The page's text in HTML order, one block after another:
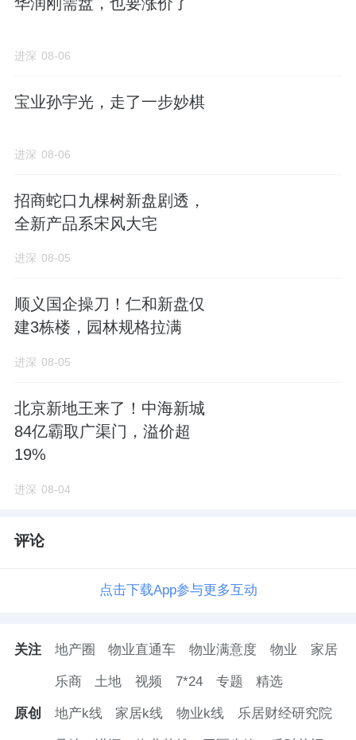
来源：进深
作者：徐迪
进深 08-06
宝业孙宇光，走了一步妙棋
进深 08-06
招商蛇口九棵树新盘剧透，
全新产品系宋风大宅
进深 08-05
顺义国企操刀！仁和新盘仅
建3栋楼，园林规格拉满
进深 08-05
北京新地王来了！中海新城
84亿霸取广渠门，溢价超
19%
进深 08-04
评论
点击下载App参与更多互动
关注 地产圈 物业直通车 物业满意度 物业 家居
乐商 土地 视频 7*24 专题 精选
原创 地产k线 家居k线 物业k线 乐居财经研究院